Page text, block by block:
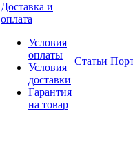
Доставка и
оплата
Условия
оплаты
Условия
доставки
Гарантия
на товар
Статьи